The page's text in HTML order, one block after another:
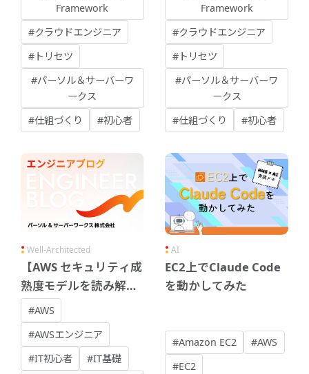
Framework
#クラウドエンジニア
#トリセツ
#パーソル＆サーバーワ
ークス
#仕組づくり
#初心者
Framework
#クラウドエンジニア
#トリセツ
#パーソル＆サーバーワ
ークス
#仕組づくり
#初心者
Well-Architected
【AWS セキュリティ成
熟度モデルを読み解
く】 - 基礎
#AWS
#AWSエンジニア
#IT初心者
#IT基礎
AI
EC2上でClaude Code
を動かしてみた
#Amazon EC2
#AWS
#EC2